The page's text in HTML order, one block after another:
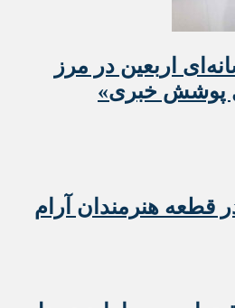
اربعین در مرز
پوشش خبری»
قطعه هنرمندان آرام